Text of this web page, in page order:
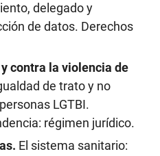
delegado y
de datos. Derechos
contra la violencia de
de trato y no
LGTBI.
régimen jurídico.
El sistema sanitario: